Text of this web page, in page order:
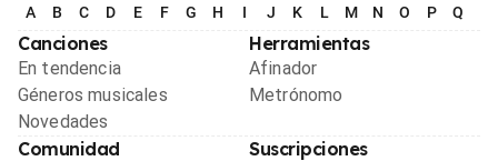
A B C D E F G H I J K L M N O P Q
Canciones
En tendencia
Géneros musicales
Novedades
Herramientas
Afinador
Metrónomo
Comunidad Suscripciones